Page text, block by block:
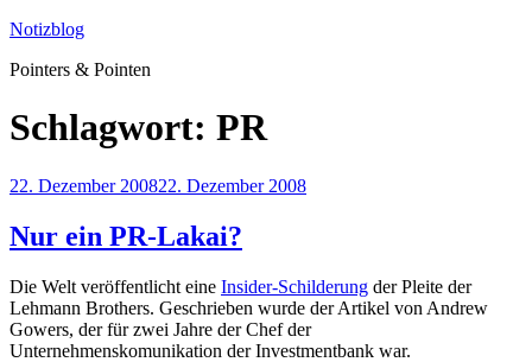
Zum
springen
Notizblog
Pointers & Pointen
Schlagwort: PR
Veröffentlicht
22. Dezember 200822. Dezember 2008
Nur ein PR-Lakai?
Die Welt veröffentlicht eine Insider-Schilderung der Pleite der
Lehmann Brothers. Geschrieben wurde der Artikel von Andrew
Gowers, der für zwei Jahre der Chef der
Unternehmenskomunikation der Investmentbank war.